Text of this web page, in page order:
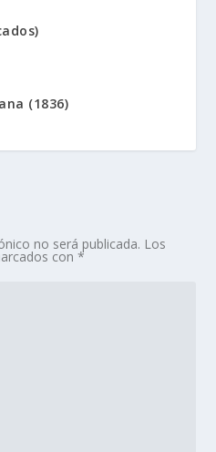
(1836)
no será publicada. Los
con*